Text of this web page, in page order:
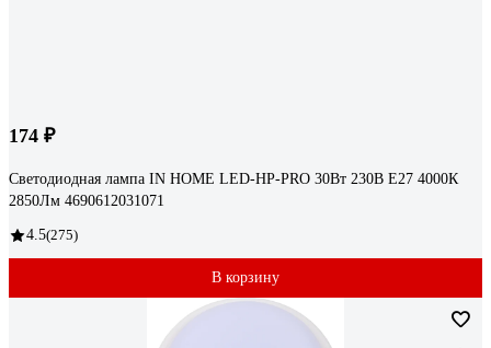
174 ₽
Светодиодная лампа IN HOME LED-HP-PRO 30Вт 230В Е27 4000К
2850Лм 4690612031071
4.5(275)
В корзину